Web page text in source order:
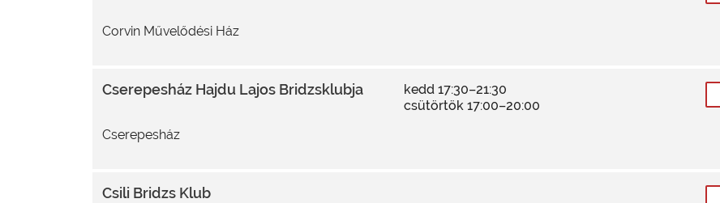
Corvin Művelődési Ház
Cserepesház Hajdu Lajos Bridzsklubja
Cserepesház
kedd 17:30–21:30
csütörtök 17:00–20:00
Csili Bridzs Klub